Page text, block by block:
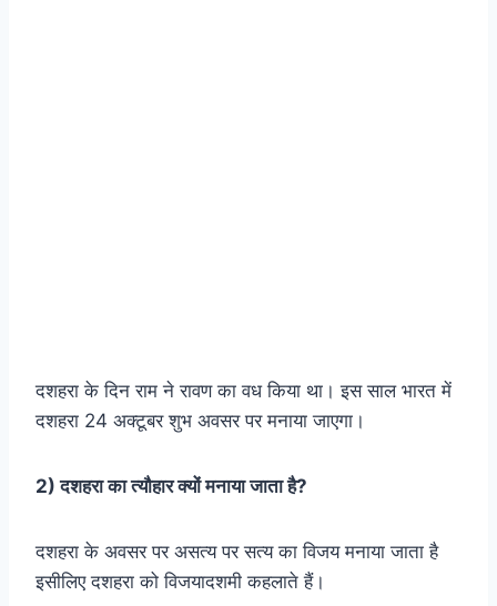
दशहरा के दिन राम ने रावण का वध किया था। इस साल भारत में
दशहरा 24 अक्टूबर शुभ अवसर पर मनाया जाएगा।
2) दशहरा का त्यौहार क्यों मनाया जाता है?
दशहरा के अवसर पर असत्य पर सत्य का विजय मनाया जाता है
इसीलिए दशहरा को विजयादशमी कहलाते हैं।